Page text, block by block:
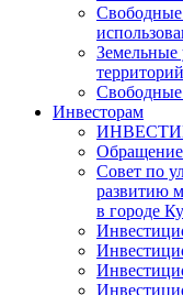
Свободные
Земельные
территорий
Свободные
Инвесторам
Совет по
развитию
в городе